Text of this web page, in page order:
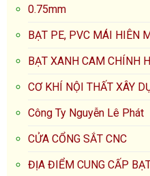
0.75mm
BẠT PE, PVC MÁI HIÊN
BẠT XANH CAM CHÍNH
CƠ KHÍ NỘI THẤT XÂY
Công Ty Nguyễn Lê Phát
CỬA CỔNG SẮT CNC
ĐỊA ĐIỂM CUNG CẤP